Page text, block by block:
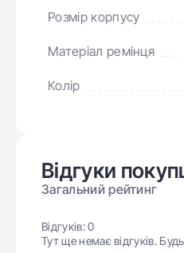
Розмір корпусу
Матеріал ремінця
Колір
Відгуки
Загальний рейтинг
Відгуків:0
Тут ще немає відгуків.